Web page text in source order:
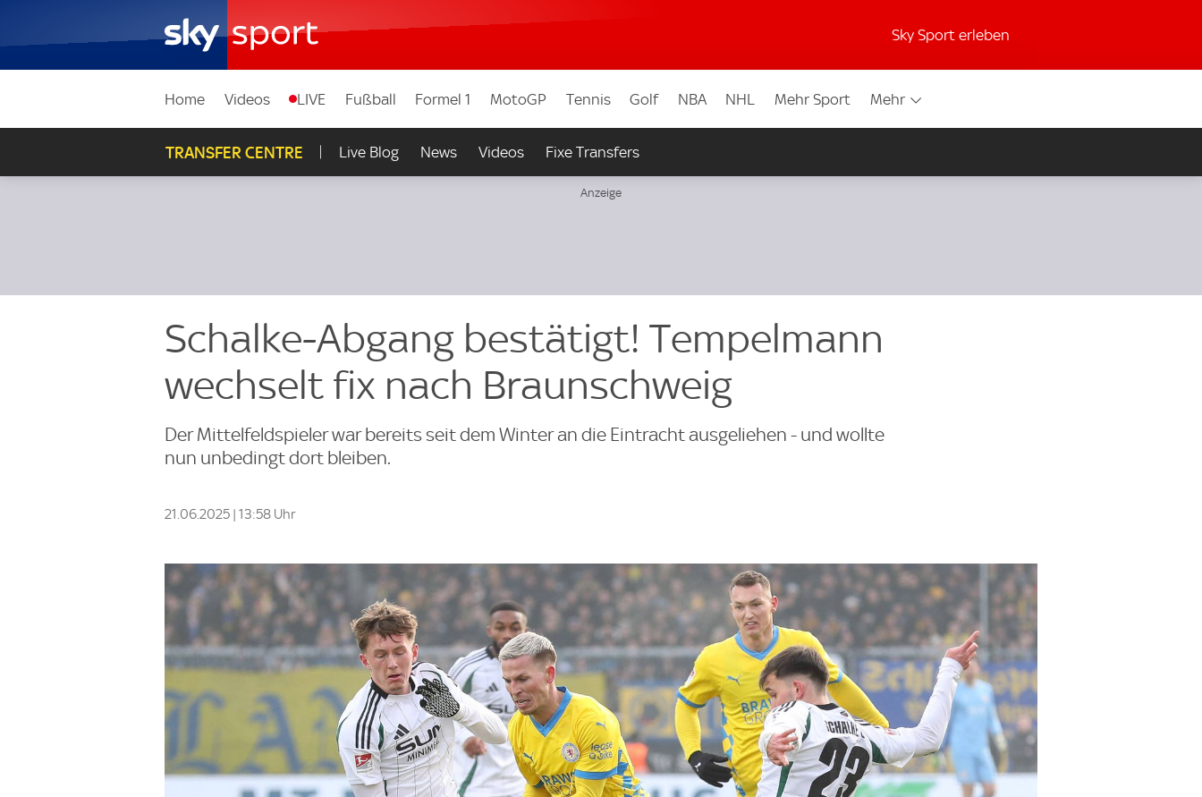
Sky Sport erleben
Home Videos LIVE Fußball Formel 1 MotoGP Tennis Golf NBA NHL Mehr Sport Mehr
TRANSFER CENTRE Live Blog News Videos Fixe Transfers
Schalke-Abgang bestätigt! Tempelmann
wechselt fix nach Braunschweig
Der Mittelfeldspieler war bereits seit dem Winter an die Eintracht ausgeliehen - und wollte
nun unbedingt dort bleiben.
21.06.2025 | 13:58 Uhr